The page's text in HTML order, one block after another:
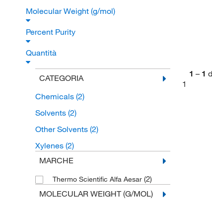
Molecular Weight (g/mol)
Percent Purity
Quantità
CATEGORIA
Chemicals (2)
Solvents (2)
Other Solvents (2)
Xylenes (2)
MARCHE
Thermo Scientific Alfa Aesar (2)
MOLECULAR WEIGHT (G/MOL)
1 – 1
1